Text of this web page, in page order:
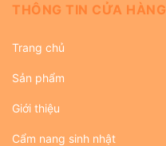
THÔNG TIN CỬA HÀNG
Trang chủ
Sản phẩm
Giới thiệu
Cẩm nang sinh nhật